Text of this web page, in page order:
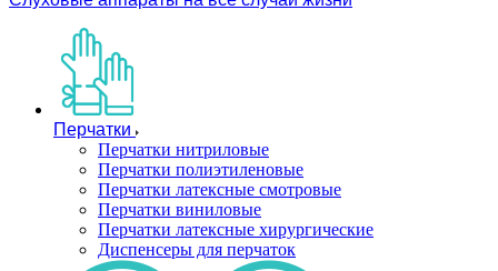
Перчатки
Перчатки нитриловые
Перчатки полиэтиленовые
Перчатки латексные смотровые
Перчатки виниловые
Перчатки латексные хирургические
Диспенсеры для перчаток